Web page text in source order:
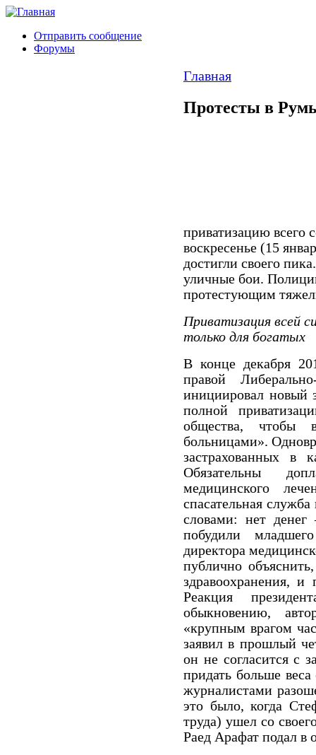
Отправить сообщение
Форумы
Главная
Протесты в
приватизацию всего
воскресенье (15
достигли своего пика.
уличные бои.
протестующим
Приватизация всей
только для богатых
В конце декабря
правой
инициировал новый
полной
общества, чтобы
больницами».
застрахованных в
Обязательны
медицинского
спасательная
словами: нет
побудили
директора
публично
здравоохранения, и
Реакция
обыкновению,
«крупным врагом
заявил в прошлый
он не согласится с
придать больше веса
журналистами
это было, когда
труда) ушел со
Раед Арафат подал в